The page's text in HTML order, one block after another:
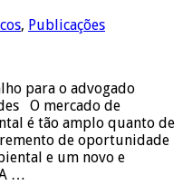
, Publicações
para o advogado
O mercado de
é tão amplo quanto de
de oportunidade
e um novo e
…